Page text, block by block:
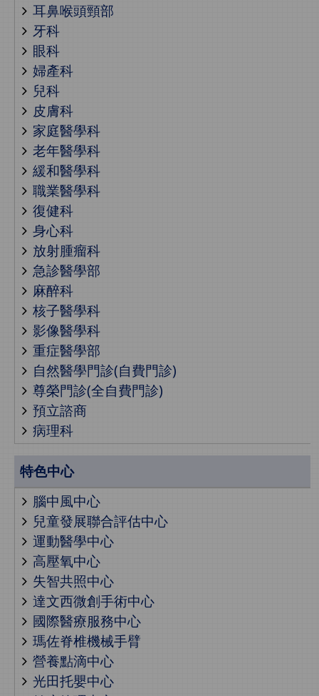
耳鼻喉頭頸部
牙科
眼科
婦產科
兒科
皮膚科
家庭醫學科
老年醫學科
緩和醫學科
職業醫學科
復健科
身心科
放射腫瘤科
急診醫學部
麻醉科
核子醫學科
影像醫學科
重症醫學部
自然醫學門診(自費門診)
尊榮門診(全自費門診)
預立諮商
病理科
特色中心
腦中風中心
兒童發展聯合評估中心
運動醫學中心
高壓氧中心
失智共照中心
達文西微創手術中心
國際醫療服務中心
瑪佐脊椎機械手臂
營養點滴中心
光田托嬰中心